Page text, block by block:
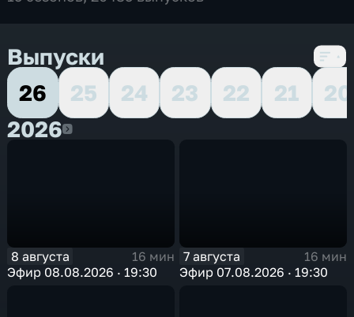
Выпуски
26
25 24 23 22 21
20
20262026
8 августа
16 мин
Эфир 08.08.2026 · 19:30
7 августа
16 мин
Эфир 07.08.2026 · 19:30